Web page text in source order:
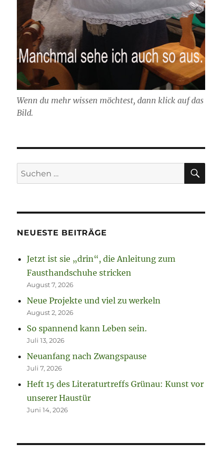
Wenn du mehr wissen möchtest, dann klick auf das
Bild.
Suchen
nach:
NEUESTE BEITRÄGE
Jetzt ist sie „drin“, die Anleitung zum
Fausthandschuhe stricken
August 7, 2026
Neue Projekte und viel zu werkeln
August 2, 2026
So spannend kann Leben sein.
Juli 13, 2026
Neuanfang nach Zwangspause
Juli 7, 2026
Heft 15 des Literaturtreffs Grünau: Kunst vor
unserer Haustür
Juni 14, 2026